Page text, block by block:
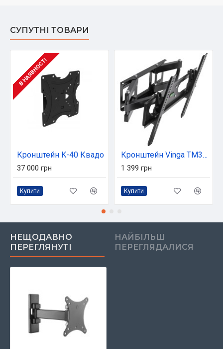
СУПУТНІ ТОВАРИ
В НАЯВНОСТІ
Кронштейн K-40 Квадо
37 000 грн
Купити
Кронштейн Vinga TM34-4451
1 399 грн
Купити
НЕЩОДАВНО
ПЕРЕГЛЯНУТІ
НАЙБІЛЬШ
ПЕРЕГЛЯДАЛИСЯ